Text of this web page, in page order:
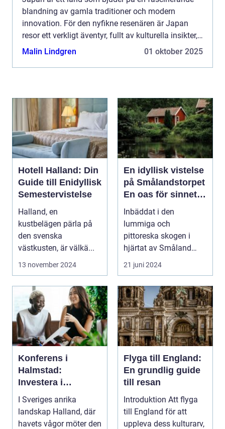
blandning av gamla traditioner och modern
innovation. För den nyfikne resenären är Japan
resor ett verkligt äventyr, fullt av kulturella insikter,
kulinariska upptäck...
Malin Lindgren 01 oktober 2025
Hotell Halland: Din
Guide till Enidyllisk
Semestervistelse
Halland, en
kustbelägen pärla på
den svenska
västkusten, är välkä...
13 november 2024
En idyllisk vistelse
på Smålandstorpet
En oas för sinnet
på svenska
landsbygden
Inbäddat i den
lummiga och
pittoreska skogen i
hjärtat av Småland
påträffar besökaren en
pärla sälla...
21 juni 2024
Konferens i
Halmstad:
Investera i
inspiration och
effektivitet
I Sveriges anrika
landskap Halland, där
havets vågor möter den
Flyga till England:
En grundlig guide
till resan
Introduktion Att flyga
till England för att
uppleva dess kulturarv,